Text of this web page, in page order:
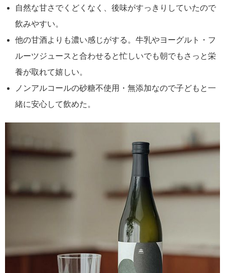
自然な甘さでくどくなく、後味がすっきりしていたので
飲みやすい。
他の甘酒よりも濃い感じがする。牛乳やヨーグルト・フ
ルーツジュースと合わせると忙しいでも朝でもさっと栄
養が取れて嬉しい。
ノンアルコールの砂糖不使用・無添加なので子どもと一
緒に安心して飲めた。